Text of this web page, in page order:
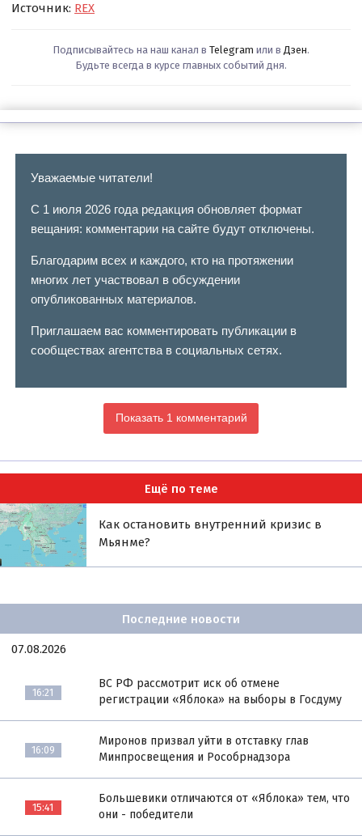
Источник: REX
Подписывайтесь на наш канал в Telegram или в Дзен.
Будьте всегда в курсе главных событий дня.
Уважаемые читатели!
С 1 июля 2026 года редакция обновляет формат
вещания: комментарии на сайте будут отключены.
Благодарим всех и каждого, кто на протяжении
многих лет участвовал в обсуждении
опубликованных материалов.
Приглашаем вас комментировать публикации в
сообществах агентства в социальных сетях.
Показать 1 комментарий
Ещё по теме
Как остановить внутренний кризис в
Мьянме?
Последние новости
07.08.2026
16:21
ВС РФ рассмотрит иск об отмене
регистрации «Яблока» на выборы в Госдуму
16:09
Миронов призвал уйти в отставку глав
Минпросвещения и Рособрнадзора
15:41
Большевики отличаются от «Яблока» тем, что
они - победители